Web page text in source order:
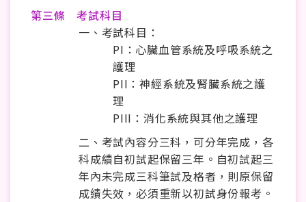
第三條 考試科目
一、考試科目：
PI：心臟血管系統及呼吸系統之
護理
PII：神經系統及腎臟系統之護
理
PIII：消化系統與其他之護理
二、考試內容分三科，可分年完成，各
科成績自初試起保留三年。自初試起三
年內未完成三科筆試及格者，則原保留
成績失效，必須重新以初試身份報考。